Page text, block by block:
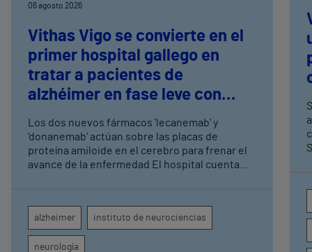
06 agosto 2026
Vithas Vigo se convierte en el
primer hospital gallego en
tratar a pacientes de
alzhéimer en fase leve con
terapias antiamiloide
Los dos nuevos fármacos 'lecanemab' y
'donanemab' actúan sobre las placas de
proteína amiloide en el cerebro para frenar el
avance de la enfermedad El hospital cuenta
seguimiento clínico de cada paciente
alzheimer instituto de neurociencias
neurología